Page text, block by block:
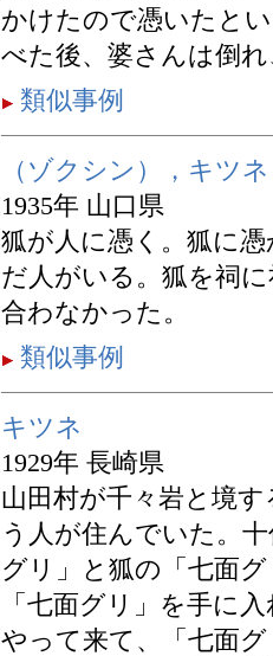
かけたので憑いたと
べた後、婆さんは倒
類似事例
（ゾクシン），キツネ
1935年 山口県
狐が人に憑く。狐に
だ人がいる。狐を祠
合わなかった。
類似事例
キツネ
1929年 長崎県
山田村が千々岩と境
う人が住んでいた。
グリ」と狐の「七面
「七面グリ」を手に
やって来て、「七面